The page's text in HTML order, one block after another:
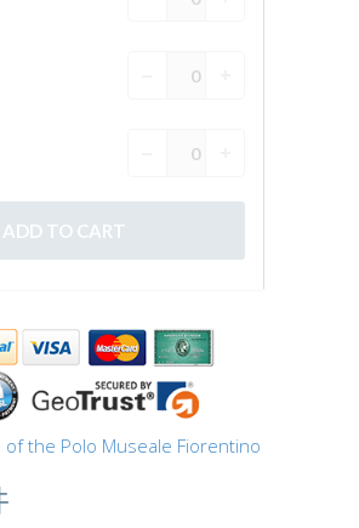
the Polo Museale Fiorentino